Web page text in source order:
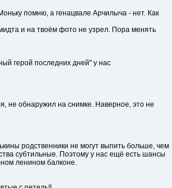
помню, а генацвале Арчилыча - нет. Как
и на твоём фото не узрел. Пора менять
герой последних дней" у нас
не обнаружил на снимке. Наверное, это не
родственники не могут выпить больше, чем
субтильные. Поэтому у нас ещё есть шансы
ленином балконе.